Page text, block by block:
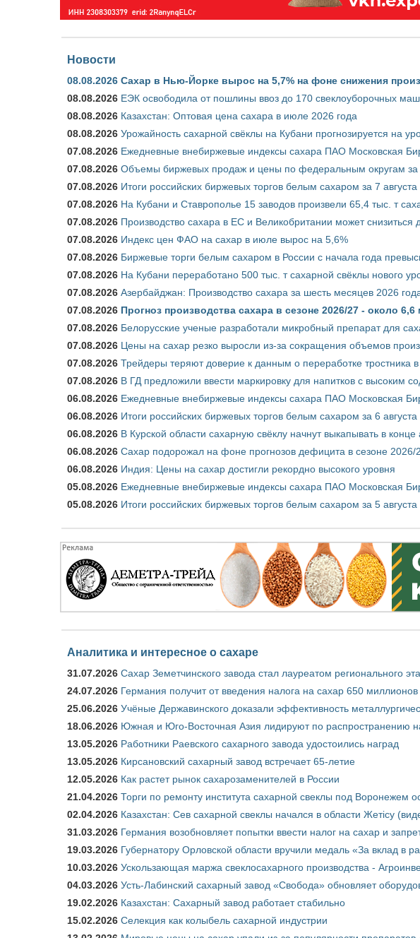
Новости
08.08.2026 Сахар в Нью-Йорке вырос на 5,7% на фоне снижения
08.08.2026 ЕЭК освободила от пошлины ввоз до 170 свеклоуборочных
08.08.2026 Казахстан: Оптовая цена сахара в июле 2026 года
08.08.2026 Урожайность сахарной свёклы на Кубани прогнозируется на
07.08.2026 Ежедневные внебиржевые индексы сахара ПАО Московская
07.08.2026 Объемы биржевых продаж и цены по федеральным округам
07.08.2026 Итоги российских биржевых торгов белым сахаром за 7 августа
07.08.2026 На Кубани и Ставрополье 15 заводов произвели 65,4 тыс. т
07.08.2026 Производство сахара в ЕС и Великобритании может
07.08.2026 Индекс цен ФАО на сахар в июле вырос на 5,6%
07.08.2026 Биржевые торги белым сахаром в России с начала года
07.08.2026 На Кубани переработано 500 тыс. т сахарной свёклы нового
07.08.2026 Азербайджан: Производство сахара за шесть месяцев 2026
07.08.2026 Прогноз производства сахара в сезоне 2026/27 - около
07.08.2026 Белорусские ученые разработали микробный препарат для
07.08.2026 Цены на сахар резко выросли из-за сокращения объемов
07.08.2026 Трейдеры теряют доверие к данным о переработке тростника
07.08.2026 В ГД предложили ввести маркировку для напитков с высоким
06.08.2026 Ежедневные внебиржевые индексы сахара ПАО Московская
06.08.2026 Итоги российских биржевых торгов белым сахаром за 6 августа
06.08.2026 В Курской области сахарную свёклу начнут выкапывать в конце
06.08.2026 Сахар подорожал на фоне прогнозов дефицита в сезоне 2026/
06.08.2026 Индия: Цены на сахар достигли рекордно высокого уровня
05.08.2026 Ежедневные внебиржевые индексы сахара ПАО Московская
05.08.2026 Итоги российских биржевых торгов белым сахаром за 5 августа
Аналитика и интересное о сахаре
31.07.2026 Сахар Земетчинского завода стал лауреатом регионального
24.07.2026 Германия получит от введения налога на сахар 650
25.06.2026 Учёные Державинского доказали эффективность
18.06.2026 Южная и Юго-Восточная Азия лидируют по распространению
13.05.2026 Работники Раевского сахарного завода удостоились наград
13.05.2026 Кирсановский сахарный завод встречает 65-летие
12.05.2026 Как растет рынок сахарозаменителей в России
21.04.2026 Торги по ремонту института сахарной свеклы под Воронежем
02.04.2026 Казахстан: Сев сахарной свеклы начался в области Жетісу
31.03.2026 Германия возобновляет попытки ввести налог на сахар и
19.03.2026 Губернатору Орловской области вручили медаль «За вклад в
10.03.2026 Ускользающая маржа свеклосахарного производства -
04.03.2026 Усть-Лабинский сахарный завод «Свобода» обновляет
19.02.2026 Казахстан: Сахарный завод работает стабильно
15.02.2026 Селекция как колыбель сахарной индустрии